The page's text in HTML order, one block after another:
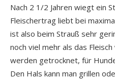
Nach 2 1/2 Jahren wiegt ein
Fleischertrag liebt bei
ist also beim Strauß sehr
noch viel mehr als das
werden getrocknet, für
Den Hals kann man grillen